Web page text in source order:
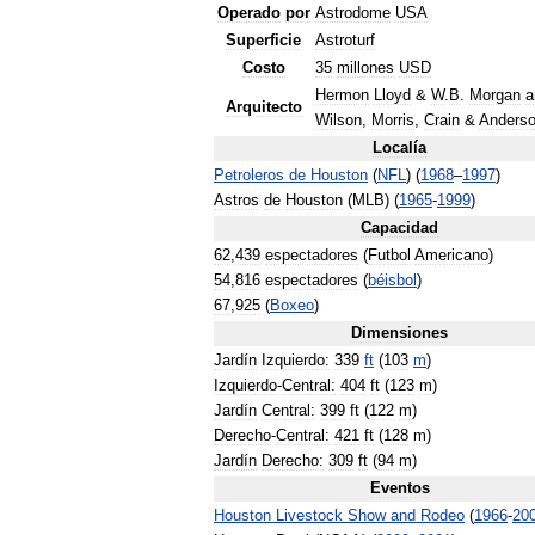
Operado por Astrodome USA
Superficie
Astroturf
Costo
35 millones USD
Arquitecto
Hermon Lloyd & W. B. Morgan
Wilson, Morris, Crain &
Localía
Petroleros de Houston (NFL) (1968–1997)
Astros de Houston (MLB) (1965-1999)
Capacidad
62,439 espectadores (Futbol Americano)
54,816 espectadores (béisbol )
67,925 (Boxeo)
Dimensiones
Jardín Izquierdo: 339 ft (103 m)
Izquierdo-Central: 404 ft (123 m)
Jardín Central: 399 ft (122 m)
Derecho-Central: 421 ft (128 m)
Jardín Derecho: 309 ft (94 m)
Eventos
Houston Livestock Show and Rodeo (1966-